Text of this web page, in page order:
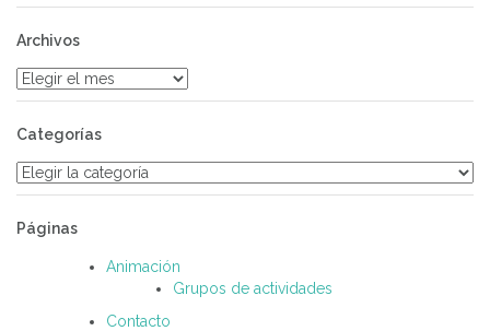
Archivos
Archivos
Categorías
Categorías
Páginas
Animación
Grupos de actividades
Contacto